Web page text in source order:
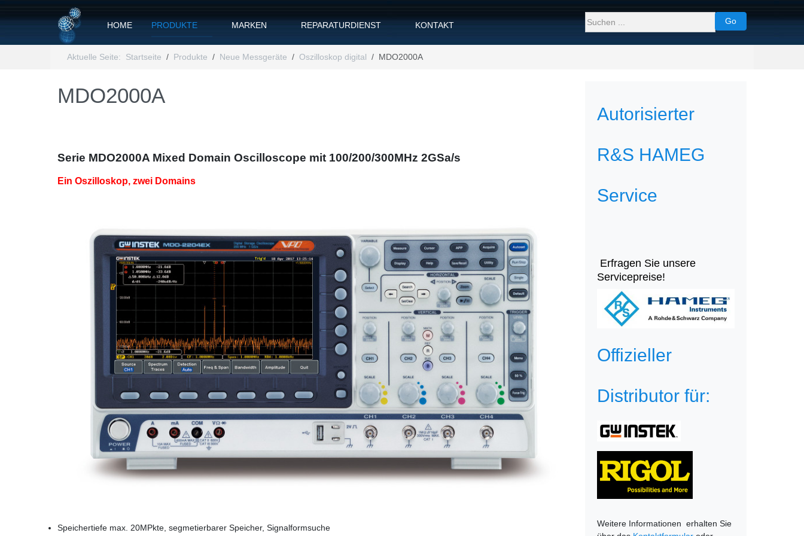
HOME PRODUKTE MARKEN REPARATURDIENST KONTAKT Go
Aktuelle Seite: Startseite Produkte Neue Messgeräte Oszilloskop digital MDO2000A
MDO2000A
Serie MDO2000A Mixed Domain Oscilloscope mit 100/200/300MHz 2GSa/s
Ein Oszilloskop, zwei Domains
Speichertiefe max. 20MPkte, segmetierbarer Speicher, Signalformsuche
Autorisierter
R&S HAMEG
Service
Erfragen Sie unsere
Servicepreise!
Offizieller
Distributor für:
Weitere Informationen erhalten Sie